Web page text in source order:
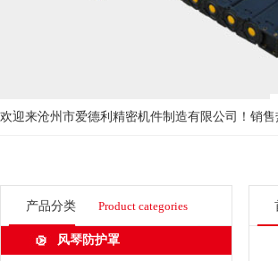
欢迎来沧州市爱德利精密机件制造有限公司！ 销售
产品分类 Product categories
风琴防护罩